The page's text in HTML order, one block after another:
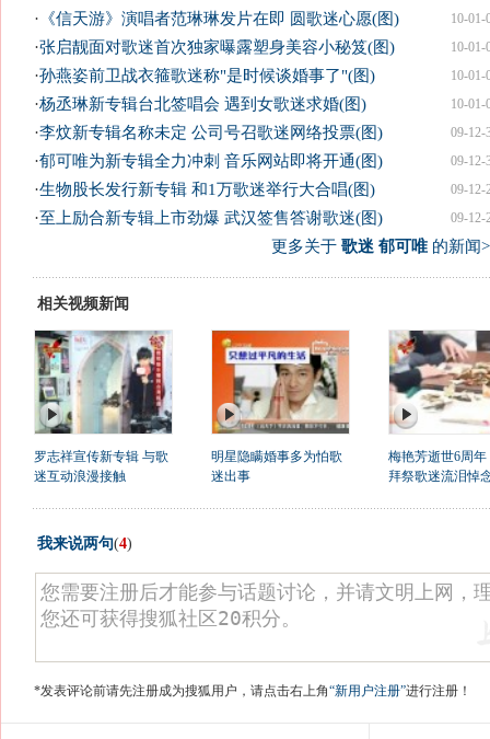
10-01-
· 《信天游》演唱者范琳琳发片在即 圆歌迷心愿(图)
10-01-
·张启靓面对歌迷首次独家曝露塑身美容小秘笈(图)
10-01-
·孙燕姿前卫战衣箍歌迷称"是时候谈婚事了"(图)
10-01-
·杨丞琳新专辑台北签唱会 遇到女歌迷求婚(图)
09-12-
·李炆新专辑名称未定 公司号召歌迷网络投票(图)
09-12-
·郁可唯为新专辑全力冲刺 音乐网站即将开通(图)
09-12-
·生物股长发行新专辑 和1万歌迷举行大合唱(图)
09-12-
·至上励合新专辑上市劲爆 武汉签售答谢歌迷(图)
更多关于 歌迷 郁可唯的新闻
相关视频新闻
罗志祥宣传新专辑 与歌
迷互动浪漫接触
明星隐瞒婚事多为怕歌
迷出事
梅艳芳逝世6周年
拜祭歌迷流泪悼
我来说两句(4)
*发表评论前请先注册成为搜狐用户，请点击右上角“新用户注册”进行注册！